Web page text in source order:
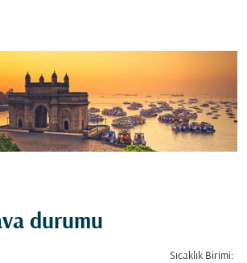
durumu
Sıcaklık Birimi: